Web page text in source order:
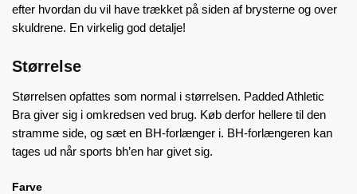
efter hvordan du vil have trækket på siden af brysterne og over
skuldrene. En virkelig god detalje!
Størrelse
Størrelsen opfattes som normal i størrelsen. Padded Athletic
Bra giver sig i omkredsen ved brug. Køb derfor hellere til den
stramme side, og sæt en BH-forlænger i. BH-forlængeren kan
tages ud når sports bh’en har givet sig.
Farve